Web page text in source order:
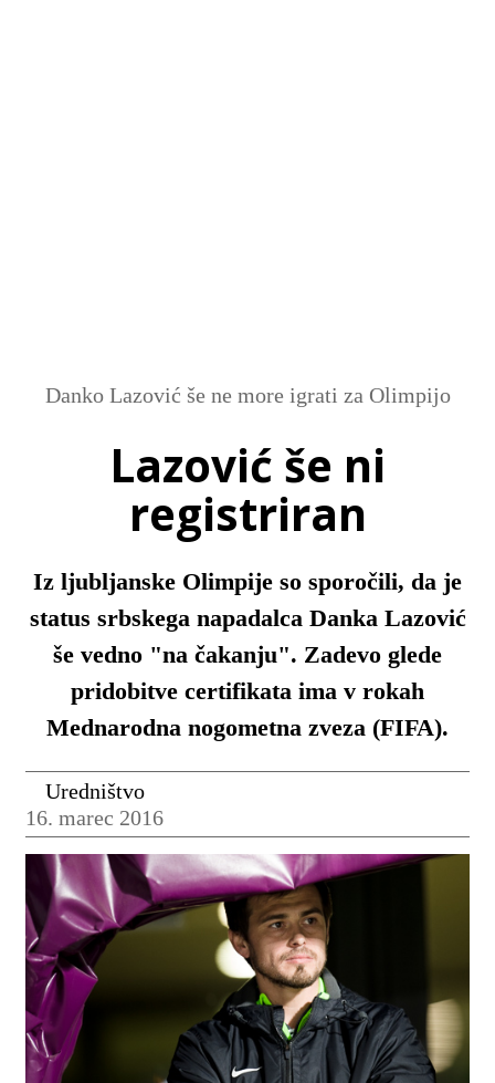
Danko Lazović še ne more igrati za Olimpijo
Lazović še ni
registriran
Iz ljubljanske Olimpije so sporočili, da je
status srbskega napadalca Danka Lazović
še vedno "na čakanju". Zadevo glede
pridobitve certifikata ima v rokah
Mednarodna nogometna zveza (FIFA).
Uredništvo
16. marec 2016